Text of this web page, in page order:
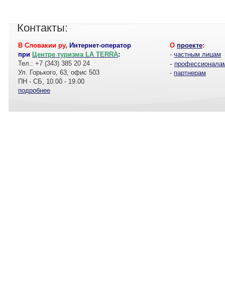
Контакты:
В Словакии ру, Интернет-оператор
при Центре туризма LA TERRA:
Тел.: +7 (343) 385 20 24
Ул. Горького, 63, офис 503
ПН - СБ, 10.00 - 19.00
подробнее
О проекте:
- частным лицам
-
- партнерам